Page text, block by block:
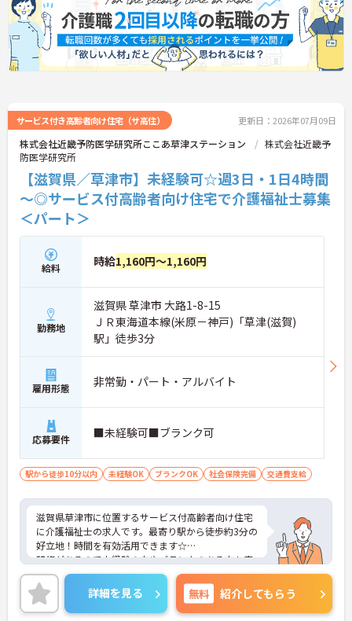
サービス付き高齢者向け住宅（サ高住） 更新日：2026年07月09日
株式会社近畿予防医学研究所ここあ草津ステーション
株式会社近畿予
防医学研究所
【滋賀県／草津市】未経験可☆週3日・1日4時間
～◎サービス付高齢者向け住宅で介護福祉士募集
＜パート＞
給料 時給1,160円～1,160円
勤務地
滋賀県 草津市 大路1-8-15
ＪＲ東海道本線(米原－神戸)「草津(滋賀)
駅」徒歩3分
雇用形態 非常勤・パート・アルバイト
応募要件 ■未経験可■ブランク可
駅から徒歩10分以内 未経験OK ブランクOK 社会保険完備 交通費支給
滋賀県草津市に位置するサービス付高齢者向け住宅
に介護福祉士の求人です。最寄り駅から徒歩約3分の
好立地！時間を有効活用できます☆
研修があるので未経験の方やブランクのある方も安
心！週3日～、1日4時間からの勤務ですので、隙間
時間に働きたい方にもぴったりです。
ご興味のある方には、面接対策ポイントなど、さら
に詳細をご案内しますのでお気軽にご相談くださ
詳細を見る 無料 紹介してもらう